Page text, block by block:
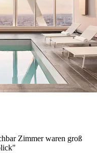
Zimmer waren groß